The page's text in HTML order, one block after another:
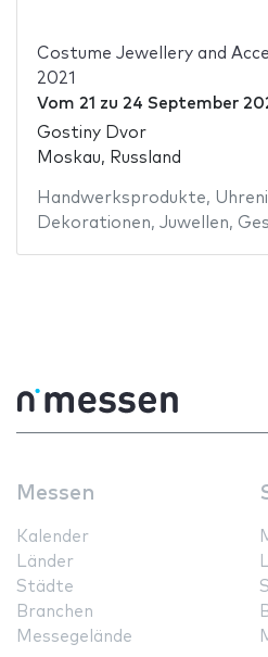
Costume Jewellery and
2021
Vom 21 zu 24 September
Gostiny Dvor
Moskau, Russland
Handwerksprodukte,
Dekorationen, Juwellen,
Messen
Kalender
Länder
Städte
Branchen
Messegelände